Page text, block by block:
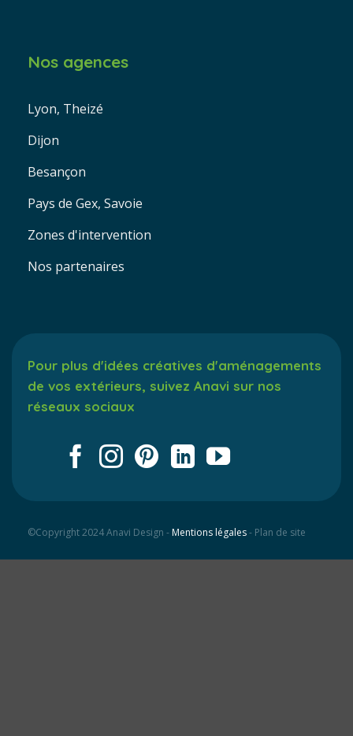
Nos agences
Lyon, Theizé
Dijon
Besançon
Pays de Gex, Savoie
Zones d'intervention
Nos partenaires
Pour plus d'idées créatives d'aménagements
de vos extérieurs, suivez Anavi sur nos
réseaux sociaux
©Copyright 2024 Anavi Design -Mentions légales- Plan de site